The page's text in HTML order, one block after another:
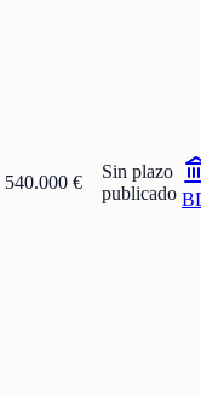
540.000 €
Sin plazo
publicado